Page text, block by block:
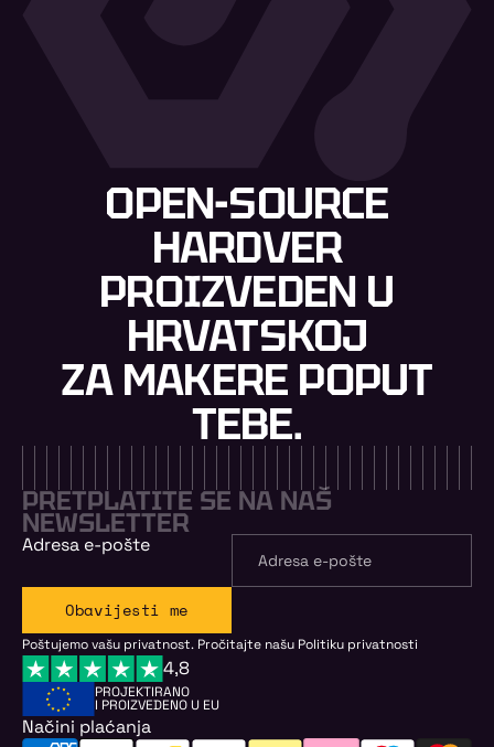
OPEN-SOURCE
HARDVER
PROIZVEDEN U
HRVATSKOJ
ZA MAKERE POPUT
TEBE.
PRETPLATITE SE NA NAŠ
NEWSLETTER
Adresa e-pošte
Obavijesti me
Poštujemo vašu privatnost. Pročitajte našu Politiku privatnosti
4,8
PROJEKTIRANO
I PROIZVEDENO U EU
Načini plaćanja